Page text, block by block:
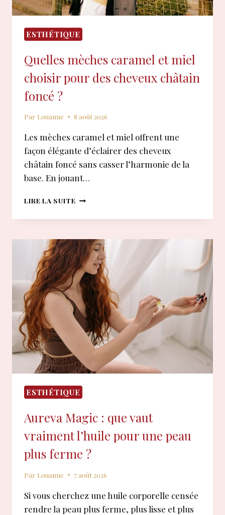
ESTHÉTIQUE
Quelles mèches caramel et miel
choisir pour des cheveux châtain
foncé ?
Par Louanne 8 août 2026
Les mèches caramel et miel offrent une
façon élégante d’éclairer des cheveux
châtain foncé sans casser l’harmonie de la
base. En jouant…
LIRE LA SUITE QUELLES
CARAMEL
MIEL
CHOISIR
POUR
DES
CHEVEUX
CHÂTAIN
FONCÉ
?
ESTHÉTIQUE
Aureva Magic : que vaut
vraiment l’huile pour une peau
plus ferme ?
Par Louanne 7 août 2026
Si vous cherchez une huile corporelle censée
rendre la peau plus ferme, plus lisse et plus